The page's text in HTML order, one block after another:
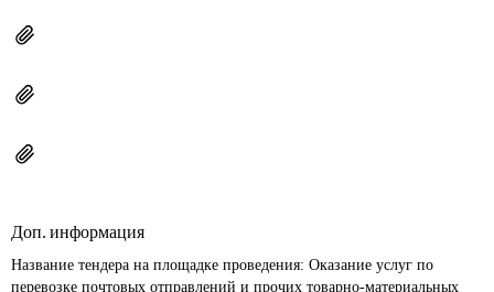
Доп. информация
Название тендера на площадке проведения: Оказание услуг по
перевозке почтовых отправлений и прочих товарно-материальных